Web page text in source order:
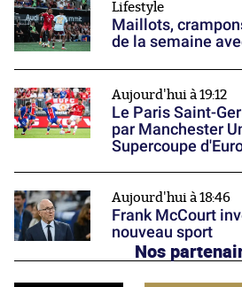
Lifestyle
Maillots,
de la semaine
Aujourd'hui à 19:12
Le Paris Saint-
par Manchester
Supercoupe
Aujourd'hui à 18:46
Frank McCourt
nouveau sport
Nos